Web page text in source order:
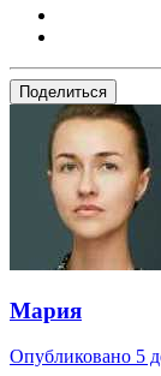
Поделиться
Мария
Опубликовано 5